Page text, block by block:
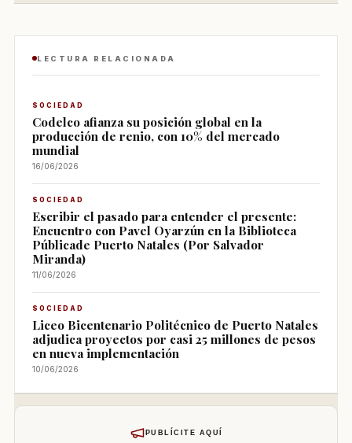
LECTURA RELACIONADA
SOCIEDAD
Codelco afianza su posición global en la
producción de renio, con 10% del mercado
mundial
16/06/2026
SOCIEDAD
Escribir el pasado para entender el presente:
Encuentro con Pavel Oyarzún en la Biblioteca
Públicade Puerto Natales (Por Salvador
Miranda)
11/06/2026
SOCIEDAD
Liceo Bicentenario Politécnico de Puerto Natales
adjudica proyectos por casi 25 millones de pesos
en nueva implementación
10/06/2026
PUBLÍCITE AQUÍ